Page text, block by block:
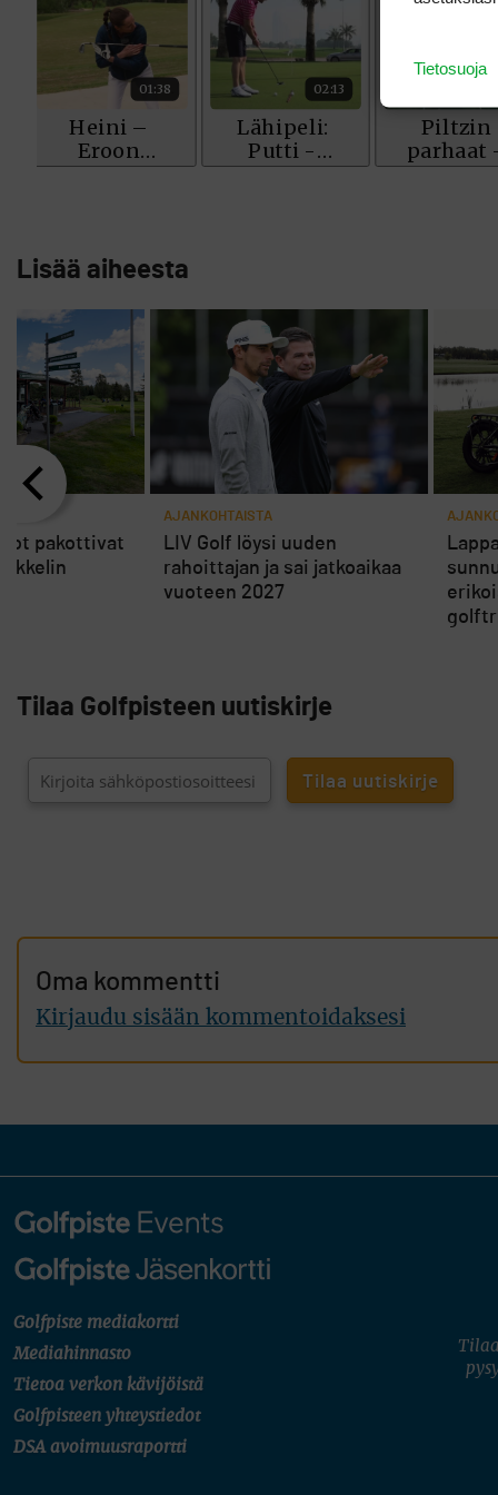
Lisää aiheesta
pakottivat
AJANKOHTAISTA
LIV Golf löysi uuden
rahoittajan ja sai jatkoaikaa
vuoteen 2027
Tilaa Golfpisteen uutiskirje
Oma kommentti
Kirjaudu sisään kommentoidaksesi
Golfpiste mediakortti
Mediahinnasto
Tietoa verkon kävijöistä
Golfpisteen yhteystiedot
DSA avoimuusraportti
Tietosuoja